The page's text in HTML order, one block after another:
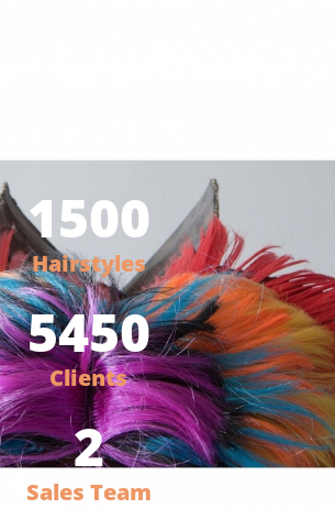
1500
Hairstyles
5450
Clients
2
Sales Team